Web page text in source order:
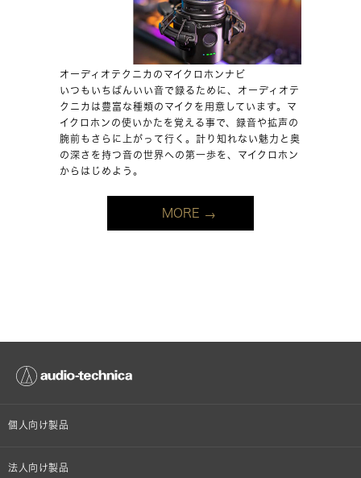
オーディオテクニカのマイクロホンナビ
いつもいちばんいい音で録るために、オーディオテ
クニカは豊富な種類のマイクを用意しています。マ
イクロホンの使いかたを覚える事で、録音や拡声の
腕前もさらに上がって行く。計り知れない魅力と奥
の深さを持つ音の世界への第一歩を、マイクロホン
からはじめよう。
MORE
個人向け製品
オンラインストア限定
法人向け製品